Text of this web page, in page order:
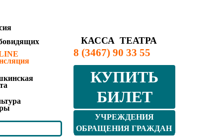
КАССА ТЕАТРА
8 (3467) 90 33 55
КУПИТЬ
БИЛЕТ
УЧРЕЖДЕНИЯ
КУЛЬТУРЫ ЮГРЫ
ОБРАЩЕНИЯ ГРАЖДАН